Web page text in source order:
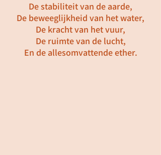
De stabiliteit van de aarde,
De beweeglijkheid van het water,
De kracht van het vuur,
De ruimte van de lucht,
En de allesomvattende ether.